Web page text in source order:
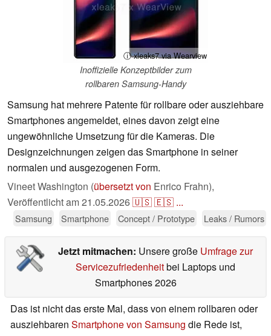
ⓘ xleaks7 via Wearview
Inoffizielle Konzeptbilder zum
rollbaren Samsung-Handy
Samsung hat mehrere Patente für rollbare oder ausziehbare
Smartphones angemeldet, eines davon zeigt eine
ungewöhnliche Umsetzung für die Kameras. Die
Designzeichnungen zeigen das Smartphone in seiner
normalen und ausgezogenen Form.
Vineet Washington (übersetzt von Enrico Frahn),
Veröffentlicht am21.05.2026🇺🇸🇪🇸 ...
Samsung Smartphone Concept / Prototype Leaks / Rumors
Jetzt mitmachen: Unsere große Umfrage zur
Servicezufriedenheitbei Laptops und
Smartphones 2026
Das ist nicht das erste Mal, dass von einem rollbaren oder
ausziehbaren Smartphone von Samsung die Rede ist,